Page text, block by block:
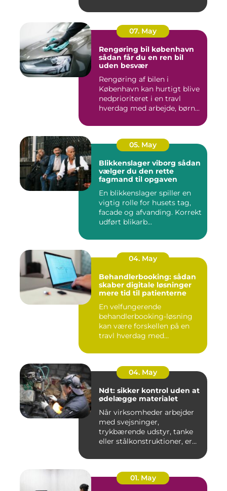
07. May
Rengøring bil københavn
sådan får du en ren bil
uden besvær
Rengøring af bilen i
København kan hurtigt blive
nedprioriteret i en travl
hverdag med arbejde, børn...
05. May
Blikkenslager viborg sådan
vælger du den rette
fagmand til opgaven
En blikkenslager spiller en
vigtig rolle for husets tag,
facade og afvanding. Korrekt
udført blikarb...
04. May
Behandlerbooking: sådan
skaber digitale løsninger
mere tid til patienterne
En velfungerende
behandlerbooking-løsning
kan være forskellen på en
travl hverdag med
04. May
Ndt: sikker kontrol uden at
ødelægge materialet
Når virksomheder arbejder
med svejsninger,
trykbærende udstyr, tanke
eller stålkonstruktioner, er
01. May